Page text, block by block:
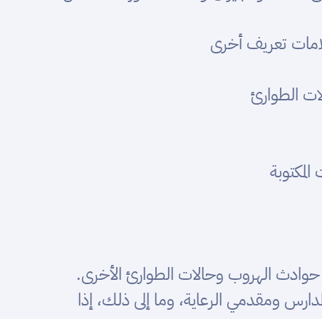
تعريف أخرى
الطوارئ
حوادث الهروب وحالات الطوارئ الأخرى.
ومقدمي الرعاية، وما إلى ذلك، إذا